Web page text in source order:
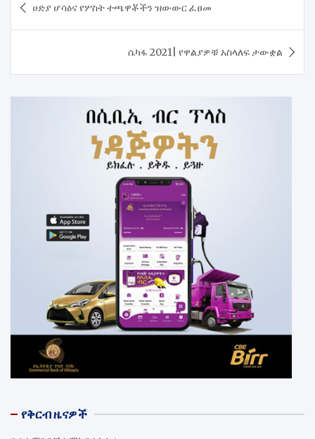
navigation
ሀድያ ሆሳዕና የሦስት ተጫዋቾችን ዝውውር ፈፀመ
ሴካፋ 2021| የዋልያዎቹ አስላለፍ ታውቋል
የቅርብ ዜናዎች